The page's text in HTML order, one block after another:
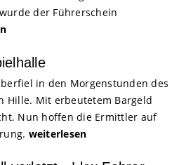
der Führerschein
in den Morgenstunden des
Hille. Mit erbeutetem Bargeld
Nun hoffen die Ermittler auf
weiterlesen